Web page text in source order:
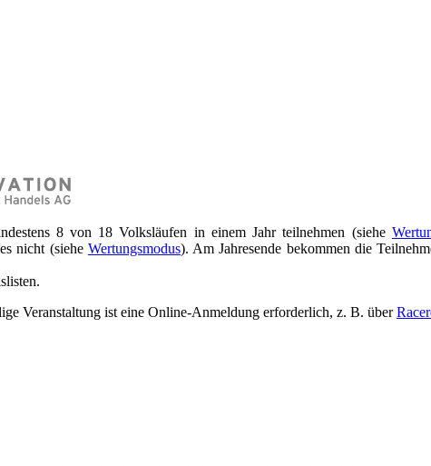
8 von 18 Volksläufen in einem Jahr teilnehmen (siehe
nicht (siehe Wertungsmodus). Am Jahresende bekommen die
Veranstaltung ist eine Online-Anmeldung erforderlich, z. B. über